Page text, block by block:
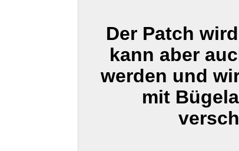
Der Patch
kann aber
werden und
mit